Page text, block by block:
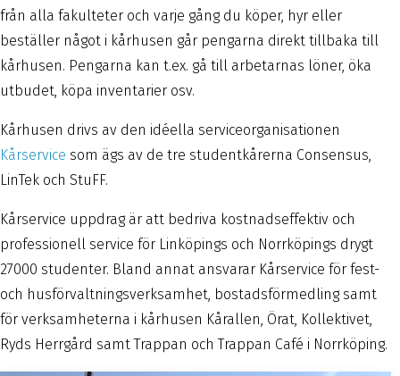
från alla fakulteter och varje gång du köper, hyr eller
beställer något i kårhusen går pengarna direkt tillbaka till
kårhusen. Pengarna kan t.ex. gå till arbetarnas löner, öka
utbudet, köpa inventarier osv.
Kårhusen drivs av den idéella serviceorganisationen
Kårservice som ägs av de tre studentkårerna Consensus,
LinTek och StuFF.
Kårservice uppdrag är att bedriva kostnadseffektiv och
professionell service för Linköpings och Norrköpings drygt
27000 studenter. Bland annat ansvarar Kårservice för fest-
och husförvaltningsverksamhet, bostadsförmedling samt
för verksamheterna i kårhusen Kårallen, Örat, Kollektivet,
Ryds Herrgård samt Trappan och Trappan Café i Norrköping.